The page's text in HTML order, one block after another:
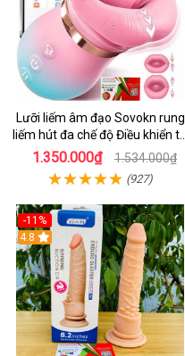
Lưỡi liếm âm đạo Sovokn rung
liếm hút đa chế độ Điều khiển từ
xa qua app
1.350.000₫ 1.534.000₫
(927)
-11%
4.8